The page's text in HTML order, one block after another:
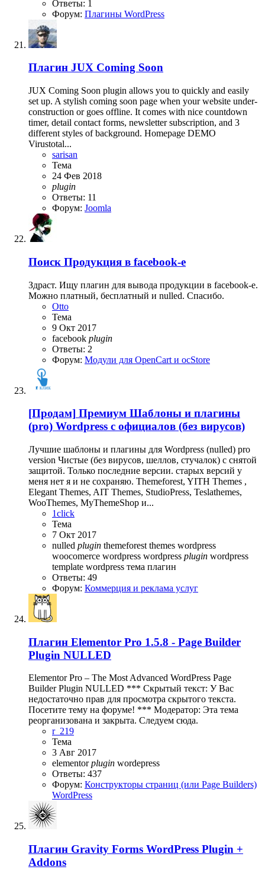
Ответы: 1
Форум: Плагины WordPress
Плагин JUX Coming Soon
JUX Coming Soon plugin allows you to quickly and easily
set up. A stylish coming soon page when your website under-
construction or goes offline. It comes with nice countdown
timer, detail contact forms, newsletter subscription, and 3
different styles of background. Homepage DEMO
Virustotal...
sarisan
Тема
24 Фев 2018
plugin
Ответы: 11
Форум: Joomla
Поиск Продукция в facebook-е
Здраст. Ищу плагин для вывода продукции в facebook-е.
Можно платный, бесплатный и nulled. Спасибо.
Otto
Тема
9 Окт 2017
facebook plugin
Ответы: 2
Форум: Модули для OpenCart и ocStore
[Продам] Премиум Шаблоны и плагины
(pro) Wordpress c официалов (без вирусов)
Лучшие шаблоны и плагины для Wordpress (nulled) pro
version Чистые (без вирусов, шеллов, стучалок) с снятой
защитой. Только последние версии. старых версий у
меня нет я и не сохраняю. Themeforest, YITH Themes ,
Elegant Themes, AIT Themes, StudioPress, Teslathemes,
WooThemes, MyThemeShop и...
1click
Тема
7 Окт 2017
nulled plugin themeforest themes wordpress
woocomerce wordpress wordpress plugin wordpress
template wordpress тема плагин
Ответы: 49
Форум: Коммерция и реклама услуг
Плагин Elementor Pro 1.5.8 - Page Builder
Plugin NULLED
Elementor Pro – The Most Advanced WordPress Page
Builder Plugin NULLED *** Скрытый текст: У Вас
недостаточно прав для просмотра скрытого текста.
Посетите тему на форуме! *** Модератор: Эта тема
реорганизована и закрыта. Следуем сюда.
r_219
Тема
3 Авг 2017
elementorplugin wordepress
Ответы: 437
Форум: Конструкторы страниц (или Page Builders)
WordPress
Плагин Gravity Forms WordPress Plugin +
Addons